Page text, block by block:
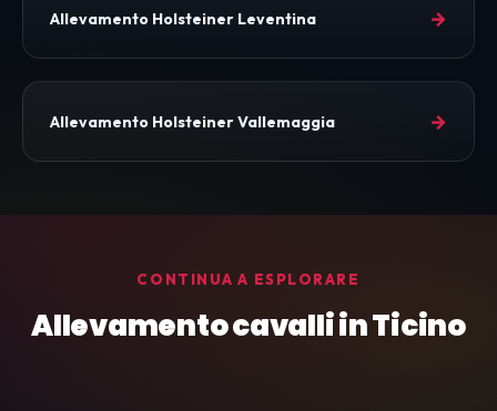
Allevamento Holsteiner Leventina →
Allevamento Holsteiner Vallemaggia →
CONTINUA A ESPLORARE
Allevamento cavalli in Ticino